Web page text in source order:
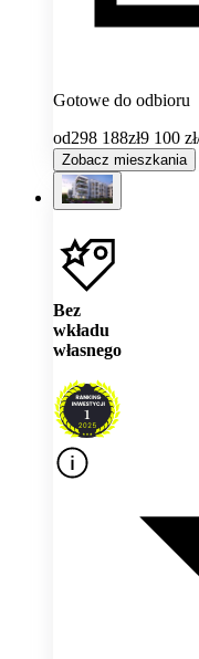
Gotowe do odbioru
od298 188zł9 100
Zobacz mieszkania
Bez
wkładu
własnego